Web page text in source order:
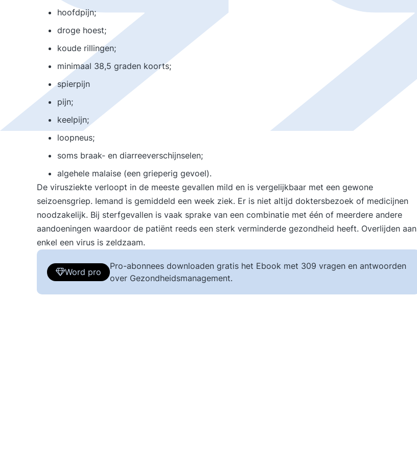
hoofdpijn;
droge hoest;
koude rillingen;
minimaal 38,5 graden koorts;
spierpijn
pijn;
keelpijn;
loopneus;
soms braak- en diarreeverschijnselen;
algehele malaise (een grieperig gevoel).
De virusziekte verloopt in de meeste gevallen mild en is vergelijkbaar met een gewone
seizoensgriep. Iemand is gemiddeld een week ziek. Er is niet altijd doktersbezoek of medicijnen
noodzakelijk. Bij sterfgevallen is vaak sprake van een combinatie met één of meerdere andere
aandoeningen waardoor de patiënt reeds een sterk verminderde gezondheid heeft. Overlijden aan
enkel een virus is zeldzaam.
Word pro
Pro-abonnees downloaden gratis het Ebook met 309 vragen en antwoorden
over Gezondheidsmanagement.